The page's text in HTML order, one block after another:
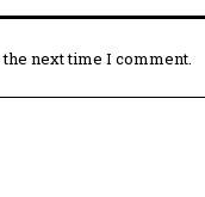
next time I comment.